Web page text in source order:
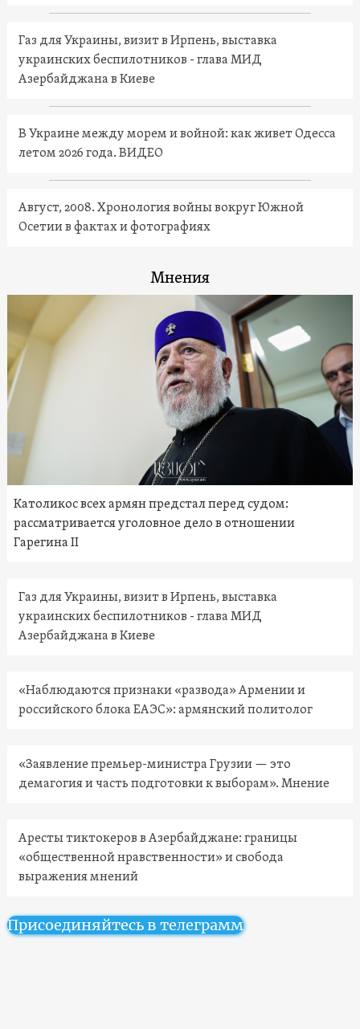
Газ для Украины, визит в Ирпень, выставка
украинских беспилотников - глава МИД
Азербайджана в Киеве
В Украине между морем и войной: как живет Одесса
летом 2026 года. ВИДЕО
Август, 2008. Хронология войны вокруг Южной
Осетии в фактах и фотографиях
Мнения
Католикос всех армян предстал перед судом:
рассматривается уголовное дело в отношении
Гарегина II
Газ для Украины, визит в Ирпень, выставка
украинских беспилотников - глава МИД
Азербайджана в Киеве
«Наблюдаются признаки «развода» Армении и
российского блока ЕАЭС»: армянский политолог
«Заявление премьер-министра Грузии — это
демагогия и часть подготовки к выборам». Мнение
Аресты тиктокеров в Азербайджане: границы
«общественной нравственности» и свобода
выражения мнений
Присоединяйтесь в телеграмм